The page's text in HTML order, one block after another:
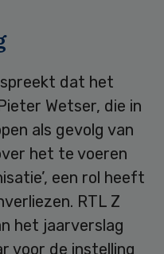
dat het
Wetser, die in
als gevolg van
het te voeren
een rol heeft
RTL Z
het jaarverslag
voor de instelling